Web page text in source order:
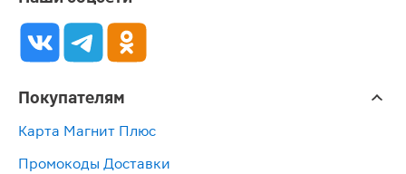
Покупателям
Карта Магнит Плюс
Промокоды Доставки